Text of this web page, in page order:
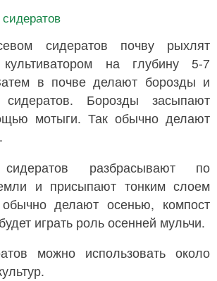
сидератов почву рыхлят
на глубину 5-7
в почве делают борозды и
Борозды засыпают
мотыги. Так обычно делают
разбрасывают по
и присыпают тонким слоем
делают осенью, компост
играть роль осенней мульчи.
можно использовать около